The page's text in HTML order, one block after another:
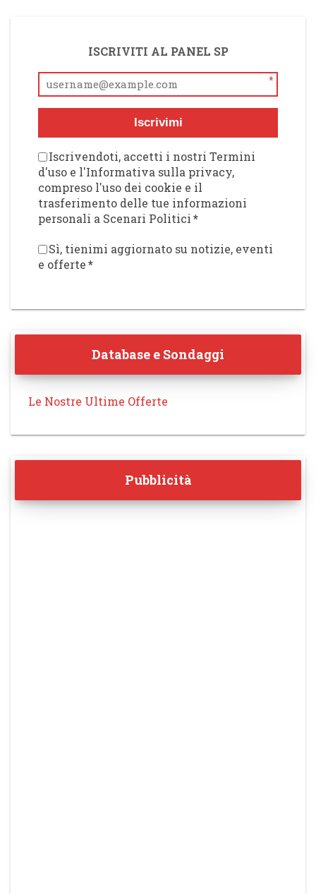
ISCRIVITI AL PANEL SP
*
Iscrivimi
Iscrivendoti, accetti i nostri Termini
d'uso e l'Informativa sulla privacy,
compreso l'uso dei cookie e il
trasferimento delle tue informazioni
personali a Scenari Politici*
Sì, tienimi aggiornato su notizie, eventi
e offerte*
Database e Sondaggi
Le Nostre Ultime Offerte
Pubblicità